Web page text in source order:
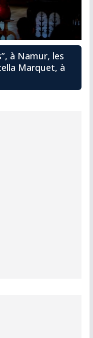
à Namur, les
Marquet, à